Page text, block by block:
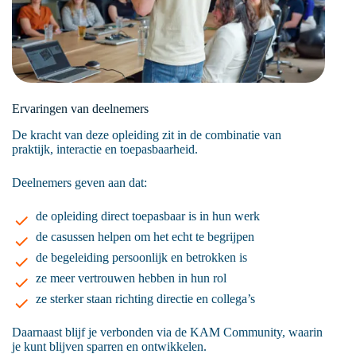
Ervaringen van deelnemers
De kracht van deze opleiding zit in de combinatie van
praktijk, interactie en toepasbaarheid.
Deelnemers geven aan dat:
de opleiding direct toepasbaar is in hun werk
de casussen helpen om het echt te begrijpen
de begeleiding persoonlijk en betrokken is
ze meer vertrouwen hebben in hun rol
ze sterker staan richting directie en collega’s
Daarnaast blijf je verbonden via de KAM Community, waarin
je kunt blijven sparren en ontwikkelen.